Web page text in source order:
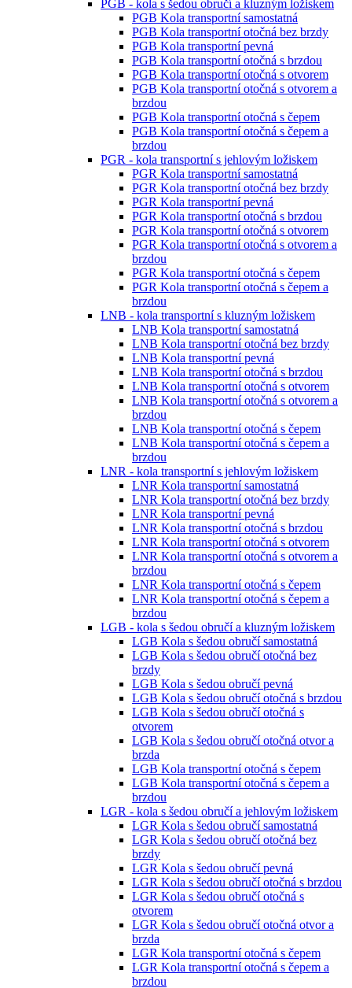
PGB - kola s šedou obručí a kluzným ložiskem
PGB Kola transportní samostatná
PGB Kola transportní otočná bez brzdy
PGB Kola transportní pevná
PGB Kola transportní otočná s brzdou
PGB Kola transportní otočná s otvorem
PGB Kola transportní otočná s otvorem a
brzdou
PGB Kola transportní otočná s čepem
PGB Kola transportní otočná s čepem a
brzdou
PGR - kola transportní s jehlovým ložiskem
PGR Kola transportní samostatná
PGR Kola transportní otočná bez brzdy
PGR Kola transportní pevná
PGR Kola transportní otočná s brzdou
PGR Kola transportní otočná s otvorem
PGR Kola transportní otočná s otvorem a
brzdou
PGR Kola transportní otočná s čepem
PGR Kola transportní otočná s čepem a
brzdou
LNB - kola transportní s kluzným ložiskem
LNB Kola transportní samostatná
LNB Kola transportní otočná bez brzdy
LNB Kola transportní pevná
LNB Kola transportní otočná s brzdou
LNB Kola transportní otočná s otvorem
LNB Kola transportní otočná s otvorem a
brzdou
LNB Kola transportní otočná s čepem
LNB Kola transportní otočná s čepem a
brzdou
LNR - kola transportní s jehlovým ložiskem
LNR Kola transportní samostatná
LNR Kola transportní otočná bez brzdy
LNR Kola transportní pevná
LNR Kola transportní otočná s brzdou
LNR Kola transportní otočná s otvorem
LNR Kola transportní otočná s otvorem a
brzdou
LNR Kola transportní otočná s čepem
LNR Kola transportní otočná s čepem a
brzdou
LGB - kola s šedou obručí a kluzným ložiskem
LGB Kola s šedou obručí samostatná
LGB Kola s šedou obručí otočná bez
brzdy
LGB Kola s šedou obručí pevná
LGB Kola s šedou obručí otočná s brzdou
LGB Kola s šedou obručí otočná s
otvorem
LGB Kola s šedou obručí otočná otvor a
brzda
LGB Kola transportní otočná s čepem
LGB Kola transportní otočná s čepem a
brzdou
LGR - kola s šedou obručí a jehlovým ložiskem
LGR Kola s šedou obručí samostatná
LGR Kola s šedou obručí otočná bez
brzdy
LGR Kola s šedou obručí pevná
LGR Kola s šedou obručí otočná s brzdou
LGR Kola s šedou obručí otočná s
otvorem
LGR Kola s šedou obručí otočná otvor a
brzda
LGR Kola transportní otočná s čepem
LGR Kola transportní otočná s čepem a
brzdou